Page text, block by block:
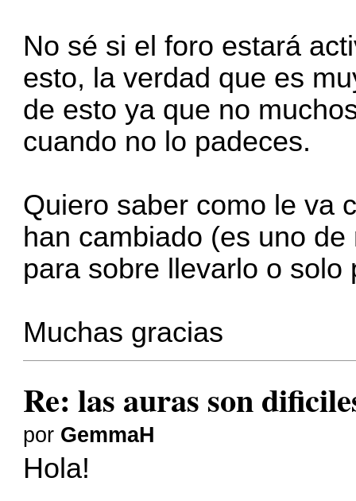
No sé si el foro estará
esto, la verdad que es
de esto ya que no
cuando no lo padeces.
Quiero saber como le va
han cambiado (es uno
para sobre llevarlo o
Muchas gracias
Re: las auras son
por GemmaH
Hola!